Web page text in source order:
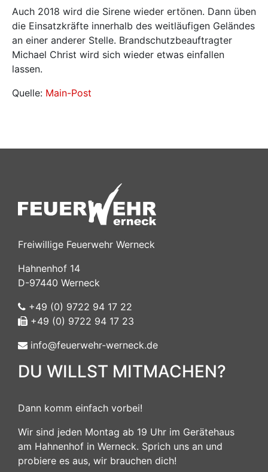
Auch 2018 wird die Sirene wieder ertönen. Dann üben
die Einsatzkräfte innerhalb des weitläufigen Geländes
an einer anderer Stelle. Brandschutzbeauftragter
Michael Christ wird sich wieder etwas einfallen
lassen.
Quelle: Main-Post
Freiwillige Feuerwehr Werneck
Hahnenhof 14
D-97440 Werneck
+49 (0) 9722 94 17 22
+49 (0) 9722 94 17 23
info@feuerwehr-werneck.de
DU WILLST MITMACHEN?
Dann komm einfach vorbei!
Wir sind jeden Montag ab 19 Uhr im Gerätehaus
am Hahnenhof in Werneck. Sprich uns an und
probiere es aus, wir brauchen dich!